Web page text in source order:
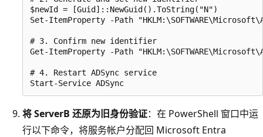
$newId = [Guid]::NewGuid().ToString("N")
Set-ItemProperty -Path
# 3. Confirm new identifier
Get-ItemProperty -Path
# 4. Restart ADSync service
将 ServerB 还原为旧身份验证：在 PowerShell 窗口中运
行以下命令，将服务帐户分配回 Microsoft Entra